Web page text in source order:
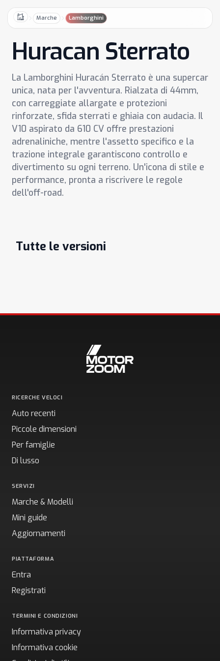
HomeMarche Lamborghini
Huracan Sterrato
La Lamborghini Huracán Sterrato è una supercar
unica, nata per l'avventura. Rialzata di 44mm,
con carreggiate allargate e protezioni
rinforzate, sfida sterrati e ghiaia con audacia. Il
V10 aspirato da 610 CV offre prestazioni
adrenaliniche, mentre l'assetto specifico e la
trazione integrale garantiscono controllo e
divertimento su ogni terreno. Un'icona di stile e
performance, pronta a riscrivere le regole
dell'off-road.
Tutte le versioni
RICERCHE VELOCI
Auto recenti
Piccole dimensioni
Per famiglie
Di lusso
SERVIZI
Marche & Modelli
Mini guide
Aggiornamenti
PIATTAFORMA
Entra
Registrati
TERMINI E CONDIZIONI
Informativa privacy
Informativa cookie